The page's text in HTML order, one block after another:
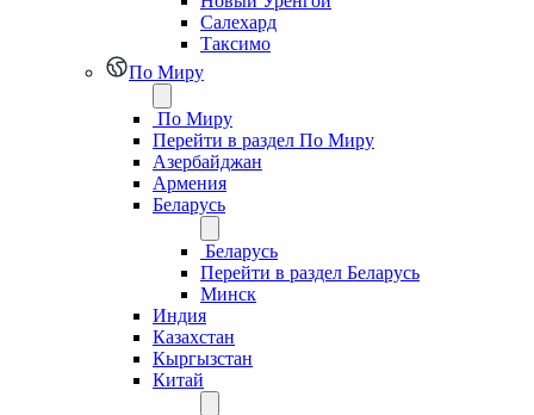
Салехард
Таксимо
По Миру
По Миру
Перейти в раздел По Миру
Азербайджан
Армения
Беларусь
Беларусь
Перейти в раздел Беларусь
Минск
Индия
Казахстан
Кыргызстан
Китай